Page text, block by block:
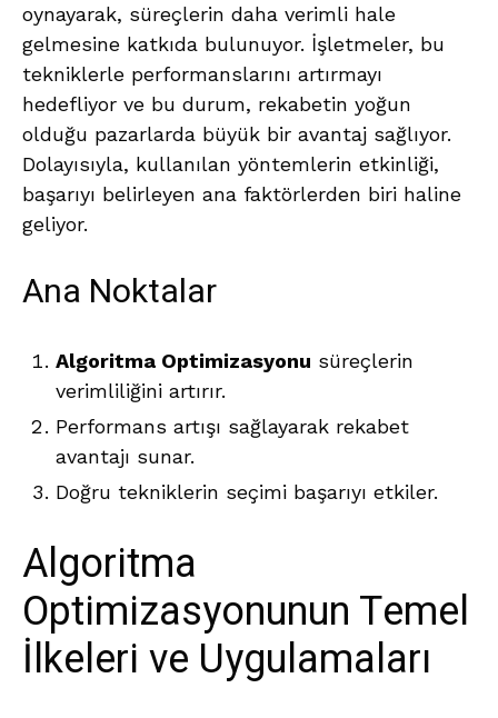
oynayarak, süreçlerin daha verimli hale
gelmesine katkıda bulunuyor. İşletmeler, bu
tekniklerle performanslarını artırmayı
hedefliyor ve bu durum, rekabetin yoğun
olduğu pazarlarda büyük bir avantaj sağlıyor.
Dolayısıyla, kullanılan yöntemlerin etkinliği,
başarıyı belirleyen ana faktörlerden biri haline
geliyor.
Ana Noktalar
Algoritma Optimizasyonu süreçlerin
verimliliğini artırır.
Performans artışı sağlayarak rekabet
avantajı sunar.
Doğru tekniklerin seçimi başarıyı etkiler.
Algoritma
Optimizasyonunun Temel
İlkeleri ve Uygulamaları